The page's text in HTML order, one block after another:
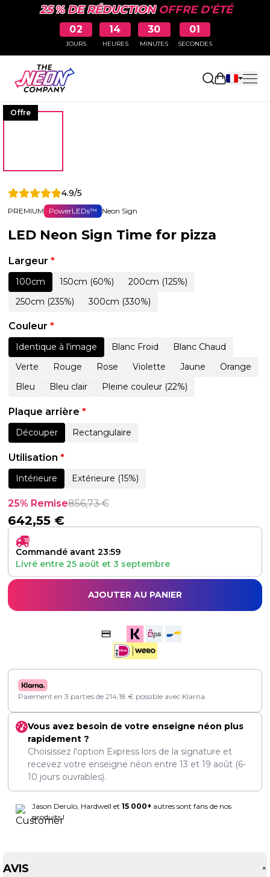
25 % DE RÉDUCTIONOFFRE D'ÉTÉ
02
JOURS
14
HEURES
30
MINUTES
00
SECONDES
Ouvrir le
Offre
4.9/5
PREMIUM PowerLEDs™ Neon Sign
LED Neon Sign Time for pizza
Largeur *
100cm 150cm (60%)
200cm (125%)
250cm (235%)
300cm (330%)
Couleur *
Identique à l'image Blanc Froid
Blanc Chaud
Verte
Rouge Rose Violette Jaune
Orange
Bleu
Bleu clair Pleine couleur (22%)
Plaque arrière *
Découper Rectangulaire
Utilisation *
Intérieure Extérieure (15%)
25% Remise856,73€
642,55 €
Commandé avant 23:59
Livré entre 25 août et 3 septembre
AJOUTER AU PANIER
Paiement en 3 parties de 214,18 € possible avec Klarna.
Vous avez besoin de votre enseigne néon plus
rapidement ?
Choisissez l'option Express lors de la signature et
recevez votre enseigne néon entre 13 et 19 août (6-
10 jours ouvrables).
Jason Derulo, Hardwell et 15 000+ autres sont fans de nos
produits !
AVIS +